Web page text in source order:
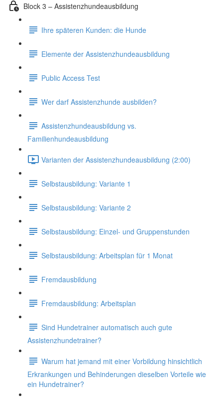
Block 3 – Assistenzhundeausbildung
Ihre späteren Kunden: die Hunde
Elemente der Assistenzhundeausbildung
Public Access Test
Wer darf Assistenzhunde ausbilden?
Assistenzhundeausbildung vs.
Familienhundeausbildung
Varianten der Assistenzhundeausbildung (2:00)
Selbstausbildung: Variante 1
Selbstausbildung: Variante 2
Selbstausbildung: Einzel- und Gruppenstunden
Selbstausbildung: Arbeitsplan für 1 Monat
Fremdausbildung
Fremdausbildung: Arbeitsplan
Sind Hundetrainer automatisch auch gute
Assistenzhundetrainer?
Warum hat jemand mit einer Vorbildung hinsichtlich
Erkrankungen und Behinderungen dieselben Vorteile wie
ein Hundetrainer?